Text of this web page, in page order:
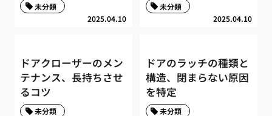
2025.04.10
未分類
2025.04.10
未分類
ドアクローザーのメン
テナンス、長持ちさせ
るコツ
未分類
ドアのラッチの種類と
構造、閉まらない原因
を特定
未分類